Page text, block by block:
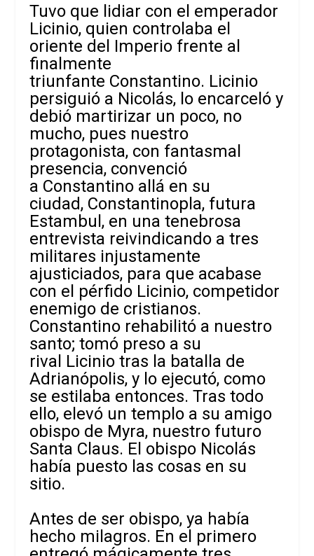
Tuvo que lidiar con el emperador
Licinio, quien controlaba el
oriente del Imperio frente al
finalmente
triunfante Constantino. Licinio
persiguió a Nicolás, lo encarceló y
debió martirizar un poco, no
mucho, pues nuestro
protagonista, con fantasmal
presencia, convenció
a Constantino allá en su
ciudad, Constantinopla, futura
Estambul, en una tenebrosa
entrevista reivindicando a tres
militares injustamente
ajusticiados, para que acabase
con el pérfido Licinio, competidor
enemigo de cristianos.
Constantino rehabilitó a nuestro
santo; tomó preso a su
rival Licinio tras la batalla de
Adrianópolis, y lo ejecutó, como
se estilaba entonces. Tras todo
ello, elevó un templo a su amigo
obispo de Myra, nuestro futuro
Santa Claus. El obispo Nicolás
había puesto las cosas en su
sitio.
Antes de ser obispo, ya había
hecho milagros. En el primero